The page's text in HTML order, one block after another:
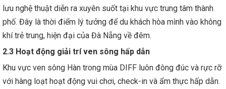
lưu nghệ thuật diễn ra xuyên suốt tại khu vực trung tâm thành
phố. Đây là thời điểm lý tưởng để du khách hòa mình vào không
khí trẻ trung, hiện đại của Đà Nẵng về đêm.
2.3 Hoạt động giải trí ven sông hấp dẫn
Khu vực ven sông Hàn trong mùa DIFF luôn đông đúc và rực rỡ
với hàng loạt hoạt động vui chơi, check-in và ẩm thực hấp dẫn.